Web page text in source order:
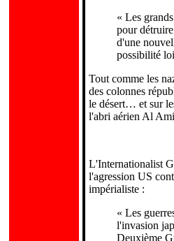
« Les
pour
d'une
possibilité
Tout comme les
des colonnes
le désert… et sur
l'abri aérien Al
L'Internationalist
l'agression US
impérialiste :
« Les
l'invasion
Deuxième